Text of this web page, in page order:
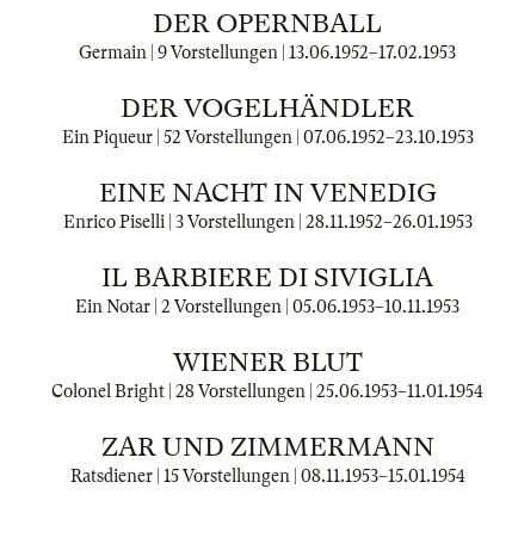
DER OPERNBALL
Germain | 9 Vorstellungen | 13.06.1952–17.02.1953
DER VOGELHÄNDLER
Ein Piqueur | 52 Vorstellungen | 07.06.1952–23.10.1953
EINE NACHT IN VENEDIG
Enrico Piselli | 3 Vorstellungen | 28.11.1952–26.01.1953
IL BARBIERE DI SIVIGLIA
Ein Notar | 2 Vorstellungen | 05.06.1953–10.11.1953
WIENER BLUT
Colonel Bright | 28 Vorstellungen | 25.06.1953–11.01.1954
ZAR UND ZIMMERMANN
Ratsdiener | 15 Vorstellungen | 08.11.1953–15.01.1954